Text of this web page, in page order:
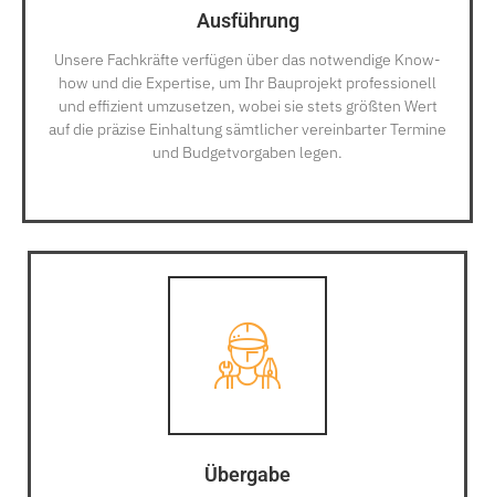
Ausführung
Unsere Fachkräfte verfügen über das notwendige Know-
how und die Expertise, um Ihr Bauprojekt professionell
und effizient umzusetzen, wobei sie stets größten Wert
auf die präzise Einhaltung sämtlicher vereinbarter Termine
und Budgetvorgaben legen.
Übergabe